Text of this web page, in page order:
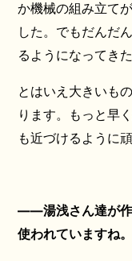
か機械の組み立て
した。でもだんだ
るようになってき
とはいえ大きいも
ります。もっと早
も近づけるように
——湯浅さん達が作
使われていますね。